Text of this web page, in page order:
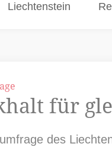
Liechtenstein
für
des